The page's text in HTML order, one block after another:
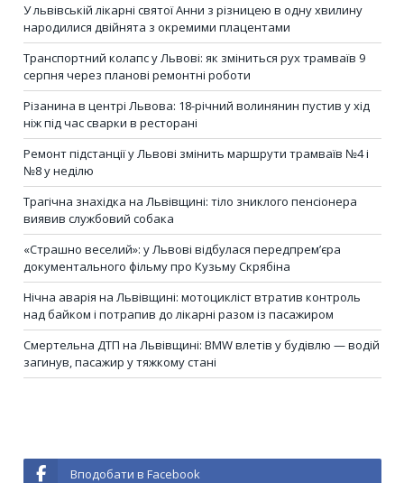
У львівській лікарні святої Анни з різницею в одну хвилину
народилися двійнята з окремими плацентами
Транспортний колапс у Львові: як зміниться рух трамваїв 9
серпня через планові ремонтні роботи
Різанина в центрі Львова: 18-річний волинянин пустив у хід
ніж під час сварки в ресторані
Ремонт підстанції у Львові змінить маршрути трамваїв №4 і
№8 у неділю
Трагічна знахідка на Львівщині: тіло зниклого пенсіонера
виявив службовий собака
«Страшно веселий»: у Львові відбулася передпрем’єра
документального фільму про Кузьму Скрябіна
Нічна аварія на Львівщині: мотоцикліст втратив контроль
над байком і потрапив до лікарні разом із пасажиром
Смертельна ДТП на Львівщині: BMW влетів у будівлю — водій
загинув, пасажир у тяжкому стані
Вподобати в Facebook